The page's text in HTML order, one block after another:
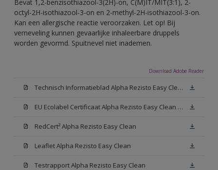
Bevat 1,2-benzisothiazool-3(2H)-on, C(M)IT/MIT(3:1), 2-
octyl-2H-isothiazool-3-on en 2-methyl-2H-isothiazool-3-on.
Kan een allergische reactie veroorzaken. Let op! Bij
verneveling kunnen gevaarlijke inhaleerbare druppels
worden gevormd. Spuitnevel niet inademen.
Download Adobe Reader
Technisch Informatieblad Alpha Rezisto Easy Clean (PDF)
EU Ecolabel Certificaat Alpha Rezisto Easy Clean Mat
RedCert² Alpha Rezisto Easy Clean
Leaflet Alpha Rezisto Easy Clean
Testrapport Alpha Rezisto Easy Clean